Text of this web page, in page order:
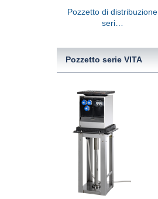
Pozzetto di distribuzione
seri…
Pozzetto serie VITA